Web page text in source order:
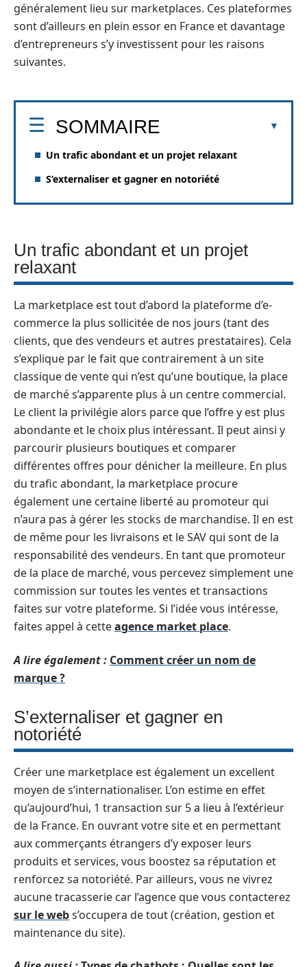
généralement lieu sur marketplaces. Ces plateformes
sont d’ailleurs en plein essor en France et davantage
d’entrepreneurs s’y investissent pour les raisons
suivantes.
SOMMAIRE
Un trafic abondant et un projet relaxant
S’externaliser et gagner en notoriété
Un trafic abondant et un projet
relaxant
La marketplace est tout d’abord la plateforme d’e-
commerce la plus sollicitée de nos jours (tant des
clients, que des vendeurs et autres prestataires). Cela
s’explique par le fait que contrairement à un site
classique de vente qui n’est qu’une boutique, la place
de marché s’apparente plus à un centre commercial.
Le client la privilégie alors parce que l’offre y est plus
abondante et le choix plus intéressant. Il peut ainsi y
parcourir plusieurs boutiques et comparer
différentes offres pour dénicher la meilleure. En plus
du trafic abondant, la marketplace procure
également une certaine liberté au promoteur qui
n’aura pas à gérer les stocks de marchandise. Il en est
de même pour les livraisons et le SAV qui sont de la
responsabilité des vendeurs. En tant que promoteur
de la place de marché, vous percevez simplement une
commission sur toutes les ventes et transactions
faites sur votre plateforme. Si l’idée vous intéresse,
faites appel à cetteagence market place.
A lire également : Comment créer un nom de
marque ?
S’externaliser et gagner en
notoriété
Créer une marketplace est également un excellent
moyen de s’internationaliser. L’on estime en effet
qu’aujourd’hui, 1 transaction sur 5 a lieu à l’extérieur
de la France. En ouvrant votre site et en permettant
aux commerçants étrangers d’y exposer leurs
produits et services, vous boostez sa réputation et
renforcez sa notoriété. Par ailleurs, vous ne vivrez
aucune tracasserie car l’agence que vous contacterez
sur le webs’occupera de tout (création, gestion et
maintenance du site).